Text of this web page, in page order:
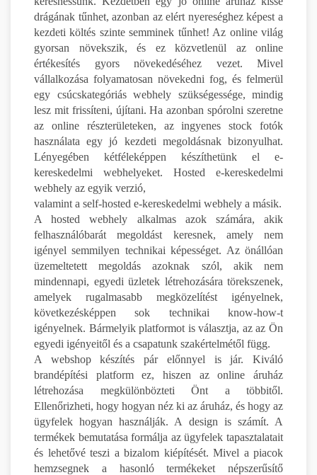
drágának tűnhet, azonban az elért nyereséghez képest a
kezdeti költés szinte semminek tűnhet! Az online világ
gyorsan növekszik, és ez közvetlenül az online
értékesítés gyors növekedéséhez vezet. Mivel
vállalkozása folyamatosan növekedni fog, és felmerül
egy csúcskategóriás webhely szükségessége, mindig
lesz mit frissíteni, újítani. Ha azonban spórolni szeretne
az online részterületeken, az ingyenes stock fotók
használata egy jó kezdeti megoldásnak bizonyulhat.
Lényegében kétféleképpen készíthetünk el e-
kereskedelmi webhelyeket. Hosted e-kereskedelmi
webhely az egyik verzió,
valamint a self-hosted e-kereskedelmi webhely a másik.
A hosted webhely alkalmas azok számára, akik
felhasználóbarát megoldást keresnek, amely nem
igényel semmilyen technikai képességet. Az önállóan
üzemeltetett megoldás azoknak szól, akik nem
mindennapi, egyedi üzletek létrehozására törekszenek,
amelyek rugalmasabb megközelítést igényelnek,
következésképpen sok technikai know-how-t
igényelnek. Bármelyik platformot is választja, az az Ön
egyedi igényeitől és a csapatunk szakértelmétől függ.
A webshop készítés pár előnnyel is jár. Kiváló
brandépítési platform ez, hiszen az online áruház
létrehozása megkülönbözteti Önt a többitől.
Ellenőrizheti, hogy hogyan néz ki az áruház, és hogy az
ügyfelek hogyan használják. A design is számít. A
termékek bemutatása formálja az ügyfelek tapasztalatait
és lehetővé teszi a bizalom kiépítését. Mivel a piacok
hemzsegnek a hasonló termékeket népszerűsítő